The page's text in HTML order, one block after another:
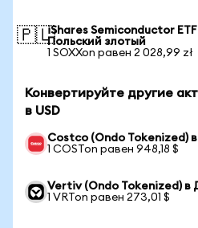
🇵🇱iShares Semiconductor
Польский злотый
1 SOXXon равен 2 028,99 zł
Конвертируйте другие
в USD
Costco (Ondo Tokenized)
1 COSTon равен 948,18 $
Vertiv (Ondo Tokenized)
1 VRTon равен 273,01 $